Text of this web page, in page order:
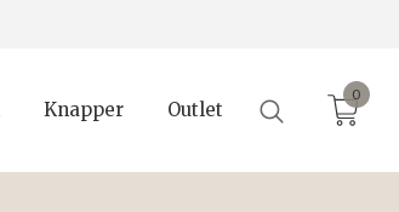
Knapper Outlet
0